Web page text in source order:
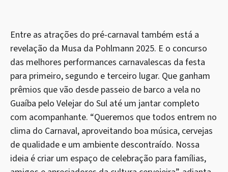
Entre as atrações do pré-carnaval também está a
revelação da Musa da Pohlmann 2025. E o concurso
das melhores performances carnavalescas da festa
para primeiro, segundo e terceiro lugar. Que ganham
prêmios que vão desde passeio de barco a vela no
Guaíba pelo Velejar do Sul até um jantar completo
com acompanhante. “Queremos que todos entrem no
clima do Carnaval, aproveitando boa música, cervejas
de qualidade e um ambiente descontraído. Nossa
ideia é criar um espaço de celebração para famílias,